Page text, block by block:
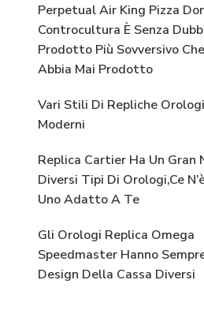
Perpetual Air King Pizza
Controcultura È Senza
Prodotto Più Sovversivo
Abbia Mai Prodotto
Vari Stili Di Repliche
Moderni
Replica Cartier Ha Un Gran
Diversi Tipi Di Orologi,Ce
Uno Adatto A Te
Gli Orologi Replica Omega
Speedmaster Hanno
Design Della Cassa Diversi